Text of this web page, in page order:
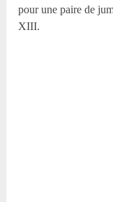
pour une paire de
XIII.